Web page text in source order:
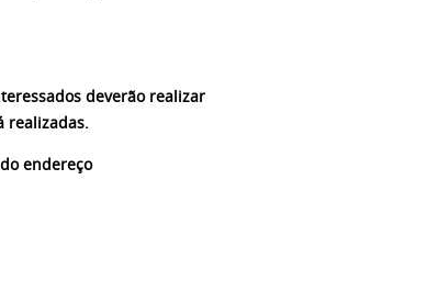
deverão realizar
realizadas.
endereço